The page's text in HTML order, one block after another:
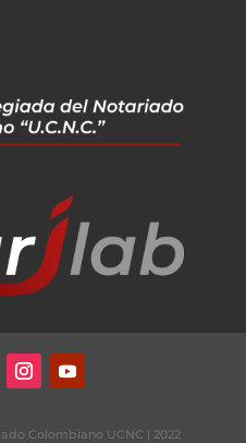
Colombiano UCNC | 2022